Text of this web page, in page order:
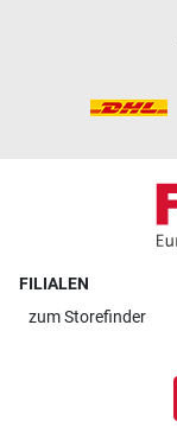
FILIALEN
zumStorefinder